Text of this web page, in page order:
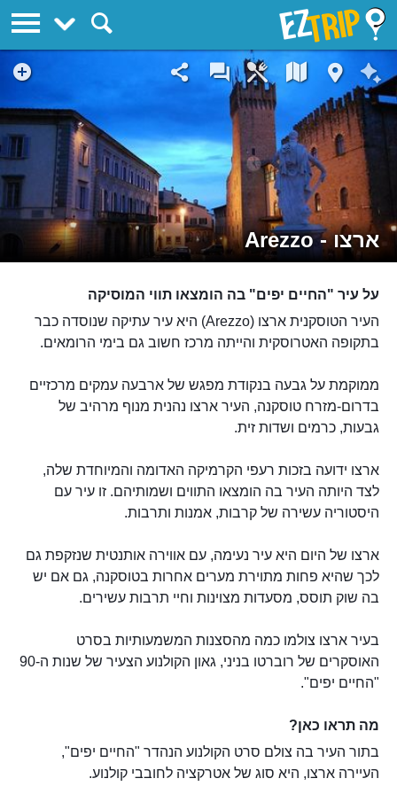
ארצו - Arezzo
על עיר "החיים יפים" בה הומצאו תווי המוסיקה
העיר הטוסקנית ארצו (Arezzo) היא עיר עתיקה שנוסדה כבר
בתקופה האטרוסקית והייתה מרכז חשוב גם בימי הרומאים.
ממוקמת על גבעה בנקודת מפגש של ארבעה עמקים מרכזיים
בדרום-מזרח טוסקנה, העיר ארצו נהנית מנוף מרהיב של
גבעות, כרמים ושדות זית.
ארצו ידועה בזכות רעפי הקרמיקה האדומה והמיוחדת שלה,
לצד היותה העיר בה הומצאו התווים ושמותיהם. זו עיר עם
היסטוריה עשירה של קרבות, אמנות ותרבות.
ארצו של היום היא עיר נעימה, עם אווירה אותנטית שנזקפת גם
לכך שהיא פחות מתוירת מערים אחרות בטוסקנה, גם אם יש
בה שוק תוסס, מסעדות מצוינות וחיי תרבות עשירים.
בעיר ארצו צולמו כמה מהסצנות המשמעותיות בסרט
האוסקרים של רוברטו בניני, גאון הקולנוע הצעיר של שנות ה-90
"החיים יפים".
מה תראו כאן?
בתור העיר בה צולם סרט הקולנוע הנהדר "החיים יפים",
העיירה ארצו, היא סוג של אטרקציה לחובבי קולנוע.
EZTrip